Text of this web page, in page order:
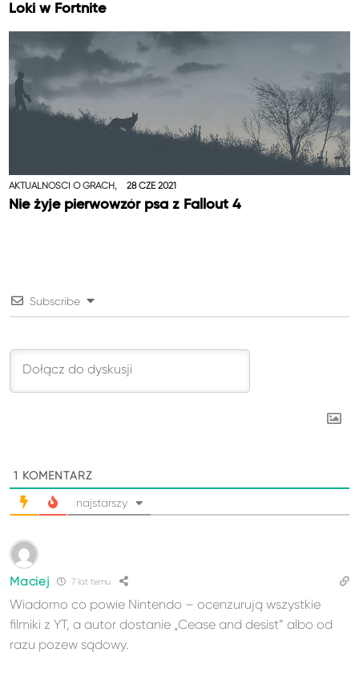
Loki w Fortnite
AKTUALNOŚCI O GRACH, 28 CZE 2021
Nie żyje pierwowzór psa z Fallout 4
Subscribe
1 KOMENTARZ
najstarszy
Maciej 7 lat temu
Wiadomo co powie Nintendo – ocenzurują wszystkie
filmiki z YT, a autor dostanie „Cease and desist” albo od
razu pozew sądowy.